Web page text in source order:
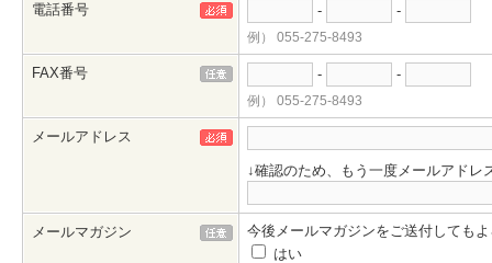
電話番号 - -
例） 055-275-8493
FAX番号 - -
例） 055-275-8493
メールアドレス
↓確認のため、もう一度メールアドレ
メールマガジン
今後メールマガジンをご送付しても
はい